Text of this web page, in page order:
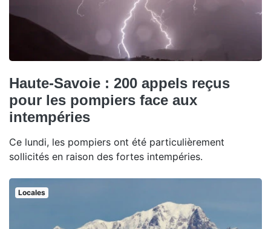
Haute-Savoie : 200 appels reçus
pour les pompiers face aux
intempéries
Ce lundi, les pompiers ont été particulièrement
sollicités en raison des fortes intempéries.
Locales